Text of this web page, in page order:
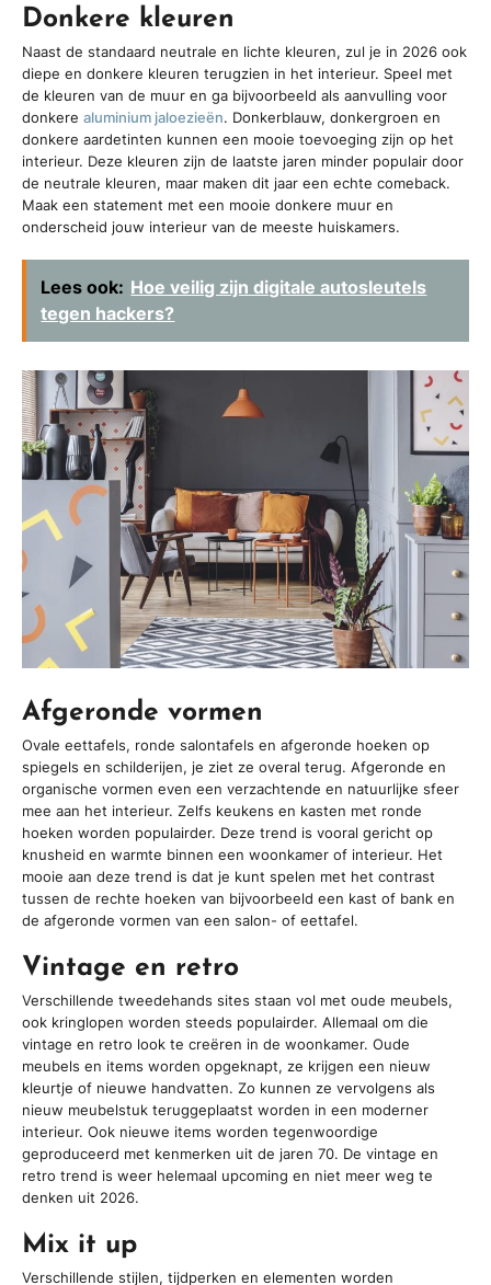
Donkere kleuren
Naast de standaard neutrale en lichte kleuren, zul je in 2026 ook
diepe en donkere kleuren terugzien in het interieur. Speel met
de kleuren van de muur en ga bijvoorbeeld als aanvulling voor
donkere aluminium jaloezieën. Donkerblauw, donkergroen en
donkere aardetinten kunnen een mooie toevoeging zijn op het
interieur. Deze kleuren zijn de laatste jaren minder populair door
de neutrale kleuren, maar maken dit jaar een echte comeback.
Maak een statement met een mooie donkere muur en
onderscheid jouw interieur van de meeste huiskamers.
Lees ook: Hoe veilig zijn digitale autosleutels
tegen hackers?
Afgeronde vormen
Ovale eettafels, ronde salontafels en afgeronde hoeken op
spiegels en schilderijen, je ziet ze overal terug. Afgeronde en
organische vormen even een verzachtende en natuurlijke sfeer
mee aan het interieur. Zelfs keukens en kasten met ronde
hoeken worden populairder. Deze trend is vooral gericht op
knusheid en warmte binnen een woonkamer of interieur. Het
mooie aan deze trend is dat je kunt spelen met het contrast
tussen de rechte hoeken van bijvoorbeeld een kast of bank en
de afgeronde vormen van een salon- of eettafel.
Vintage en retro
Verschillende tweedehands sites staan vol met oude meubels,
ook kringlopen worden steeds populairder. Allemaal om die
vintage en retro look te creëren in de woonkamer. Oude
meubels en items worden opgeknapt, ze krijgen een nieuw
kleurtje of nieuwe handvatten. Zo kunnen ze vervolgens als
nieuw meubelstuk teruggeplaatst worden in een moderner
interieur. Ook nieuwe items worden tegenwoordige
geproduceerd met kenmerken uit de jaren 70. De vintage en
retro trend is weer helemaal upcoming en niet meer weg te
denken uit 2026.
Mix it up
Verschillende stijlen, tijdperken en elementen worden